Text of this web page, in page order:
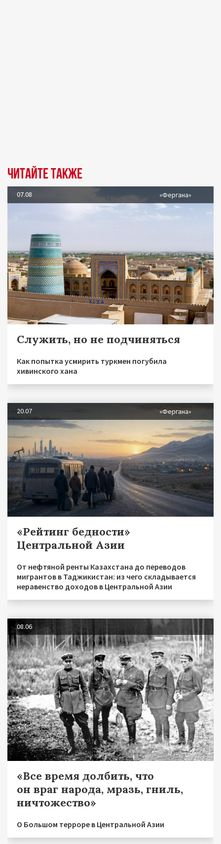
Читайте также
07.08 «Фергана»
Служить, но не подчиняться
Как попытка усмирить туркмен погубила
хивинского хана
20.07 «Фергана»
«Рейтинг бедности»
Центральной Азии
От нефтяной ренты Казахстана до переводов
мигрантов в Таджикистан: из чего складывается
неравенство доходов в Центральной Азии
08.06
«Все время долбить, что
он враг народа, мразь, гниль,
ничтожество»
О Большом терроре в Центральной Азии